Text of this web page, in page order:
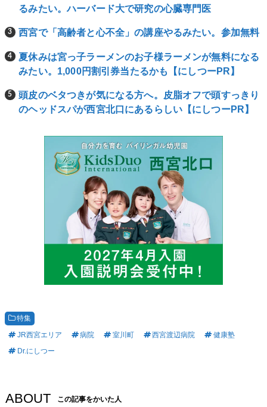
るみたい。ハーバード大で研究の心臓専門医
西宮で「高齢者と心不全」の講座やるみたい。参加無料
夏休みは宮っ子ラーメンのお子様ラーメンが無料になる
みたい。1,000円割引券当たるかも【にしつーPR】
頭皮のベタつきが気になる方へ。皮脂オフで頭すっきり
のヘッドスパが西宮北口にあるらしい【にしつーPR】
特集
JR西宮エリア
病院 室川町 西宮渡辺病院
健康塾
Dr.にしつー
ABOUT この記事をかいた人